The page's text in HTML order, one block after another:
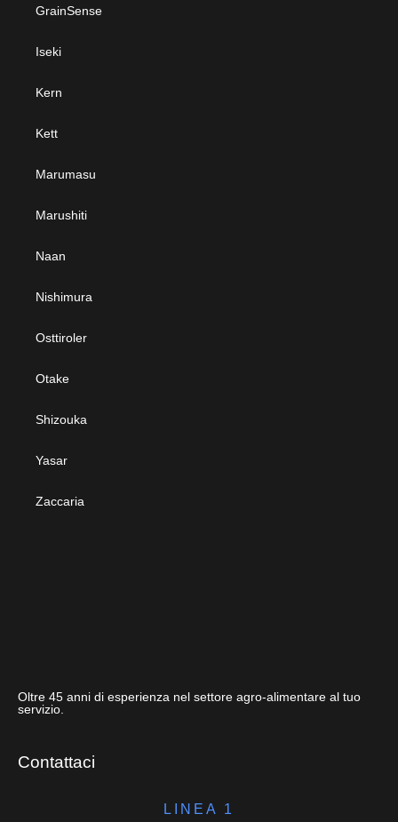
GrainSense
Iseki
Kern
Kett
Marumasu
Marushiti
Naan
Nishimura
Osttiroler
Otake
Shizouka
Yasar
Zaccaria
Oltre 45 anni di esperienza nel settore agro-alimentare al tuo
servizio.
Contattaci
LINEA 1